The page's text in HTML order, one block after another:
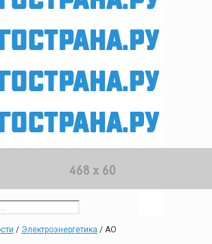
/ Электроэнергетика / АО